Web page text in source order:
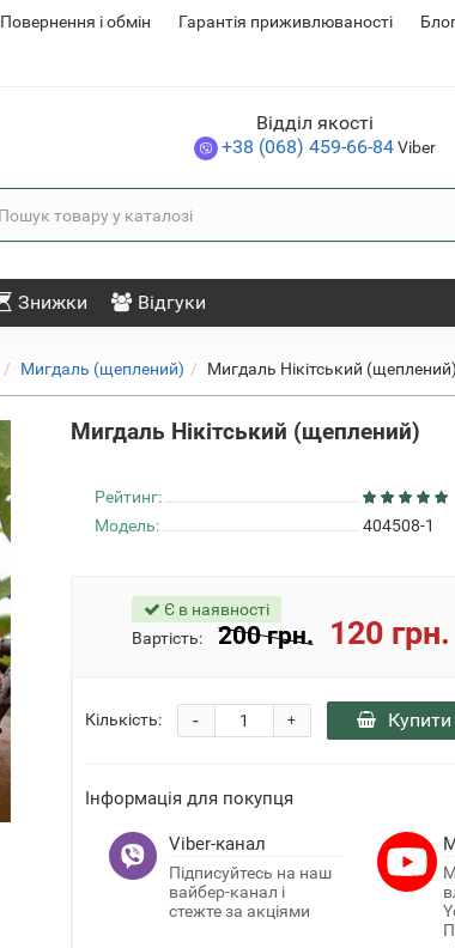
Повернення i обмін Гарантія приживлюваності
Відділ якості
+38 (068) 459-66-84Viber
Знижки Відгуки
Мигдаль (щеплений) Мигдаль Нікітський (щеплений)
Мигдаль Нікітський (щеплений)
Рейтинг:
Модель: 404508-1
Є в наявності
120 грн. 1
Купити
Viber-канал
Підписуйтесь на наш
вайбер-канал і